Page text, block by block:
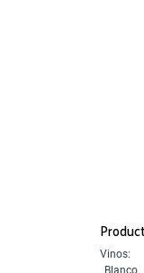
Vinos: